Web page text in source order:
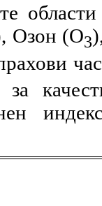
Озон (O3
за